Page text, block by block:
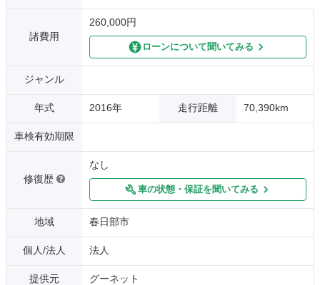
諸費用
260,000円
ローンについて聞いてみる
ジャンル
年式 2016年 走行距離 70,390km
車検有効期限
修復歴
なし
車の状態・保証を聞いてみる
地域 春日部市
個人/法人 法人
提供元 グーネット